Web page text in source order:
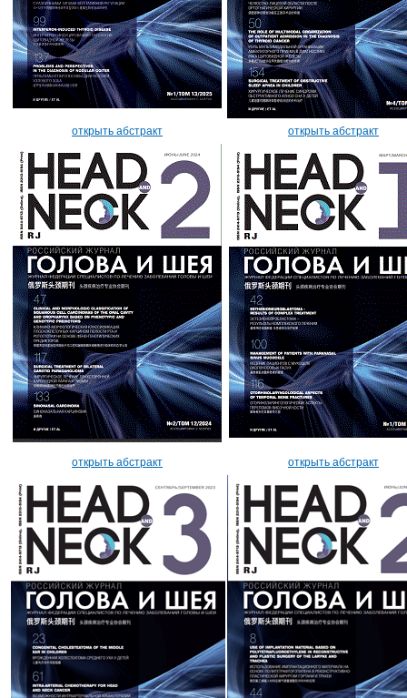
открыть абстракт открыть абстракт
открыть абстракт открыть абстракт